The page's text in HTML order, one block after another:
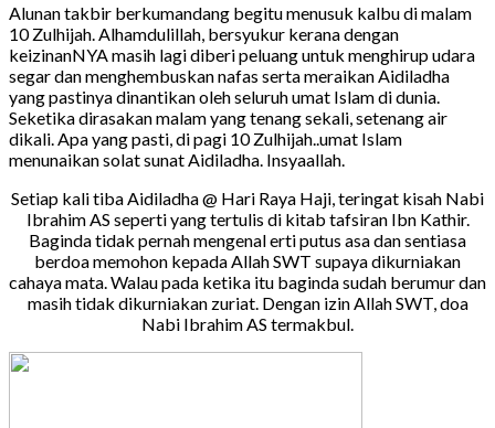
Alunan takbir berkumandang begitu menusuk kalbu di malam
10 Zulhijah. Alhamdulillah, bersyukur kerana dengan
keizinanNYA masih lagi diberi peluang untuk menghirup udara
segar dan menghembuskan nafas serta meraikan Aidiladha
yang pastinya dinantikan oleh seluruh umat Islam di dunia.
Seketika dirasakan malam yang tenang sekali, setenang air
dikali. Apa yang pasti, di pagi 10 Zulhijah..umat Islam
menunaikan solat sunat Aidiladha. Insyaallah.
Setiap kali tiba Aidiladha @ Hari Raya Haji, teringat kisah Nabi
Ibrahim AS seperti yang tertulis di kitab tafsiran Ibn Kathir.
Baginda tidak pernah mengenal erti putus asa dan sentiasa
berdoa memohon kepada Allah SWT supaya dikurniakan
cahaya mata. Walau pada ketika itu baginda sudah berumur dan
masih tidak dikurniakan zuriat. Dengan izin Allah SWT, doa
Nabi Ibrahim AS termakbul.